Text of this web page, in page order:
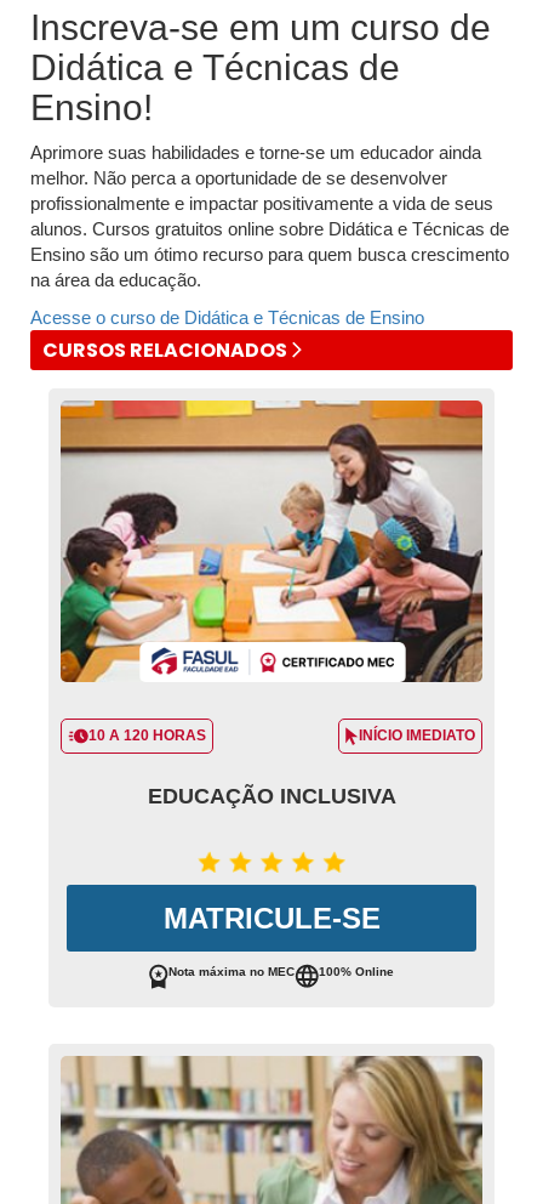
Inscreva-se em um curso de
Didática e Técnicas de
Ensino!
Aprimore suas habilidades e torne-se um educador ainda
melhor. Não perca a oportunidade de se desenvolver
profissionalmente e impactar positivamente a vida de seus
alunos. Cursos gratuitos online sobre Didática e Técnicas de
Ensino são um ótimo recurso para quem busca crescimento
na área da educação.
Acesse o curso de Didática e Técnicas de Ensino
CURSOS RELACIONADOS
10 A 120 HORAS INÍCIO IMEDIATO
EDUCAÇÃO INCLUSIVA
MATRICULE-SE
Nota máxima no MEC 100% Online